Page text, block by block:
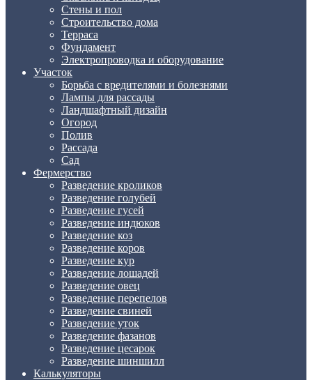
Стены и пол
Строительство дома
Терраса
Фундамент
Электропроводка и оборудование
Участок
Борьба с вредителями и болезнями
Лампы для рассады
Ландшафтный дизайн
Огород
Полив
Рассада
Сад
Фермерство
Разведение кроликов
Разведение голубей
Разведение гусей
Разведение индюков
Разведение коз
Разведение коров
Разведение кур
Разведение лошадей
Разведение овец
Разведение перепелов
Разведение свиней
Разведение уток
Разведение фазанов
Разведение цесарок
Разведение шиншилл
Калькуляторы